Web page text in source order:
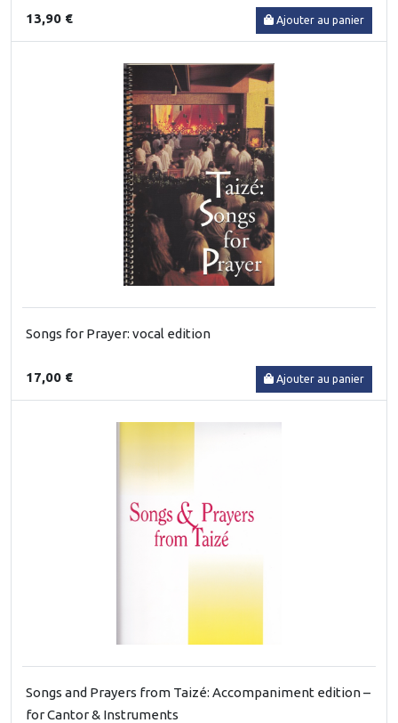
13,90 € Ajouter au panier
Songs for Prayer: vocal edition
17,00 € Ajouter au panier
Songs and Prayers from Taizé: Accompaniment edition –
for Cantor & Instruments